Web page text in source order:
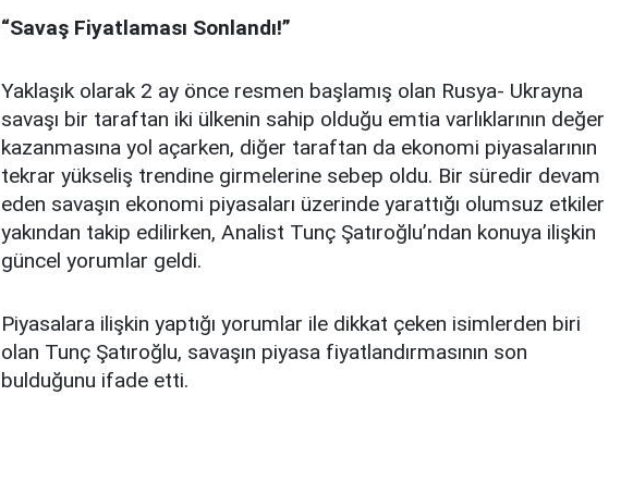
“Savaş Fiyatlaması Sonlandı!”
Yaklaşık olarak 2 ay önce resmen başlamış olan Rusya- Ukrayna
savaşı bir taraftan iki ülkenin sahip olduğu emtia varlıklarının değer
kazanmasına yol açarken, diğer taraftan da ekonomi piyasalarının
tekrar yükseliş trendine girmelerine sebep oldu. Bir süredir devam
eden savaşın ekonomi piyasaları üzerinde yarattığı olumsuz etkiler
yakından takip edilirken, Analist Tunç Şatıroğlu’ndan konuya ilişkin
güncel yorumlar geldi.
Piyasalara ilişkin yaptığı yorumlar ile dikkat çeken isimlerden biri
olan Tunç Şatıroğlu, savaşın piyasa fiyatlandırmasının son
bulduğunu ifade etti.